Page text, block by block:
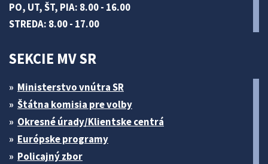
PO, UT, ŠT, PIA: 8.00 - 16.00
STREDA: 8.00 - 17.00
SEKCIE MV SR
Ministerstvo vnútra SR
Štátna komisia pre volby
Okresné úrady/Klientske centrá
Európske programy
Policajný zbor